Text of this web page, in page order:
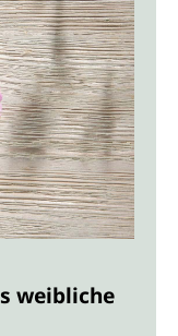
weibliche